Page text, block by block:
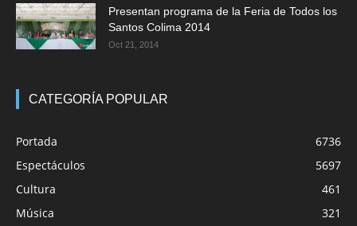
Presentan programa de la Feria de Todos los
Santos Colima 2014
Oct 21, 2014
CATEGORÍA POPULAR
Portada
6736
Espectáculos
5697
Cultura
461
Música
321